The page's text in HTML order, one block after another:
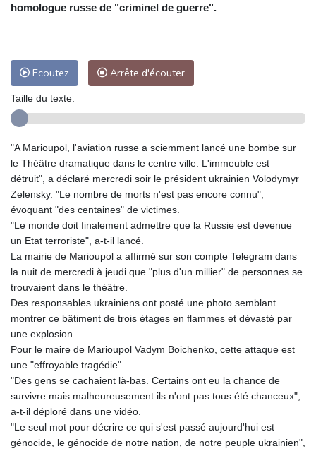
homologue russe de "criminel de guerre".
Ecoutez Arrête d'écouter
Taille du texte:
"A Marioupol, l'aviation russe a sciemment lancé une bombe sur
le Théâtre dramatique dans le centre ville. L'immeuble est
détruit", a déclaré mercredi soir le président ukrainien Volodymyr
Zelensky. "Le nombre de morts n'est pas encore connu",
évoquant "des centaines" de victimes.
"Le monde doit finalement admettre que la Russie est devenue
un Etat terroriste", a-t-il lancé.
La mairie de Marioupol a affirmé sur son compte Telegram dans
la nuit de mercredi à jeudi que "plus d'un millier" de personnes se
trouvaient dans le théâtre.
Des responsables ukrainiens ont posté une photo semblant
montrer ce bâtiment de trois étages en flammes et dévasté par
une explosion.
Pour le maire de Marioupol Vadym Boichenko, cette attaque est
une "effroyable tragédie".
"Des gens se cachaient là-bas. Certains ont eu la chance de
survivre mais malheureusement ils n'ont pas tous été chanceux",
a-t-il déploré dans une vidéo.
"Le seul mot pour décrire ce qui s'est passé aujourd'hui est
génocide, le génocide de notre nation, de notre peuple ukrainien",